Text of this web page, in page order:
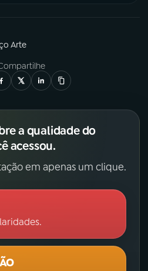
Arte
a qualidade do
acessou.
em apenas um clique.